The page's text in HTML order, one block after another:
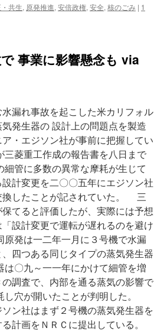
共生, 原発推進, 安倍政権, 安全, 核のごみ | 1
事業に影響懸念も via
漏れ事故を起こした米カリフォル
発生器の 設計上の問題点を製造
・エジソン社が事前に把握してい
菱重工作成の報告書を八日まで
管に多数の異常な摩耗が生じて
計変更を二〇〇五年にエジソン社
換したことが記されていた。 三
てると評価したが、実際には予想
設計変更で運転が遅れるのを避け
発は一二年一月に３号機で水漏
四つある同じタイプの蒸気発生器
〇九～一一年にかけて細管を増
調査で、内部を通る蒸気の影響で
し穴が開いたことが判明した。
ン社はまず２号機の蒸気発生器を
計画をＮＲＣに提出している。